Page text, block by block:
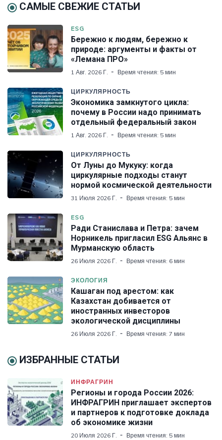
САМЫЕ СВЕЖИЕ СТАТЬИ
ESG
Бережно к людям, бережно к
природе: аргументы и факты от
«Лемана ПРО»
1 Авг. 2026 Г. Время чтения: 5 мин
ЦИРКУЛЯРНОСТЬ
Экономика замкнутого цикла:
почему в России надо принимать
отдельный федеральный закон
1 Авг. 2026 Г. Время чтения: 5 мин
ЦИРКУЛЯРНОСТЬ
От Луны до Мукуку: когда
циркулярные подходы станут
нормой космической деятельности
31 Июля 2026 Г. Время чтения: 5 мин
ESG
Ради Станислава и Петра: зачем
Норникель пригласил ESG Альянс в
Мурманскую область
26 Июля 2026 Г. Время чтения: 6 мин
ЭКОЛОГИЯ
Кашаган под арестом: как
Казахстан добивается от
иностранных инвесторов
экологической дисциплины
26 Июля 2026 Г. Время чтения: 7 мин
ИЗБРАННЫЕ СТАТЬИ
ИНФРАГРИН
Регионы и города России 2026:
ИНФРАГРИН приглашает экспертов
и партнеров к подготовке доклада
об экономике жизни
20 Июля 2026 Г. Время чтения: 5 мин